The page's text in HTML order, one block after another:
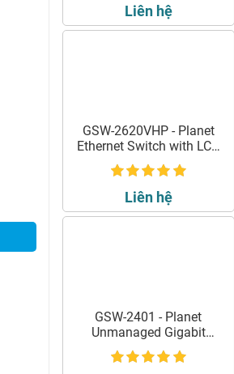
Liên hệ
GSW-2620VHP - Planet
Ethernet Switch with LCD
PoE Monitor
Liên hệ
GSW-2401 - Planet
Unmanaged Gigabit
Ethernet Switch